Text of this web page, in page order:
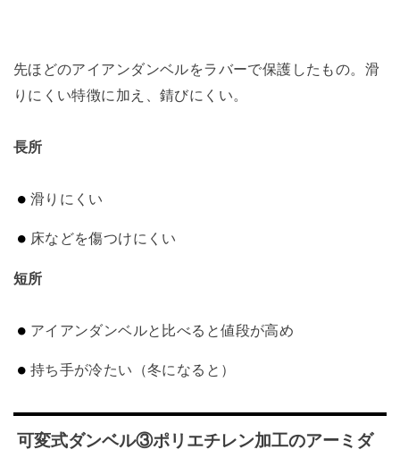
先ほどのアイアンダンベルをラバーで保護したもの。滑
りにくい特徴に加え、錆びにくい。
長所
滑りにくい
床などを傷つけにくい
短所
アイアンダンベルと比べると値段が高め
持ち手が冷たい（冬になると）
可変式ダンベル③ポリエチレン加工のアーミダ